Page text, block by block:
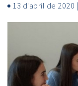
13 d'abril de 2020 |